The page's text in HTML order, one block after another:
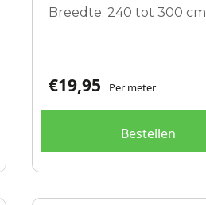
Breedte: 240 tot 300 cm
€19,95 Per meter
Bestellen